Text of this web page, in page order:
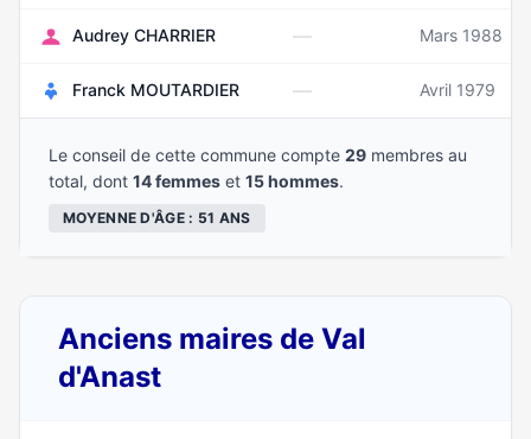
Audrey CHARRIER — Mars 1988
Franck MOUTARDIER — Avril 1979
Le conseil de cette commune compte 29 membres au
total, dont 14 femmes et 15 hommes.
MOYENNE D'ÂGE : 51 ANS
Anciens maires de Val
d'Anast